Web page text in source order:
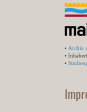
• Archiv
•
•